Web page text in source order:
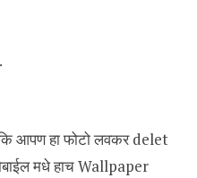
आपण हा फोटो लवकर delet
मधे हाच Wallpaper